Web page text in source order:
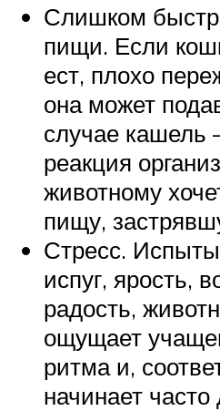
Слишком
пищи. Если
ест, плохо
она может
случае кашель
реакция
животному
пищу,
Стресс.
испуг, ярость,
радость,
ощущает
ритма и,
начинает